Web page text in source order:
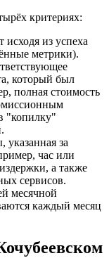
критериях:
из успеха
метрики).
который был
полная стоимость
"копилку"
указанная за
час или
а также
сервисов.
месячной
каждый месяц